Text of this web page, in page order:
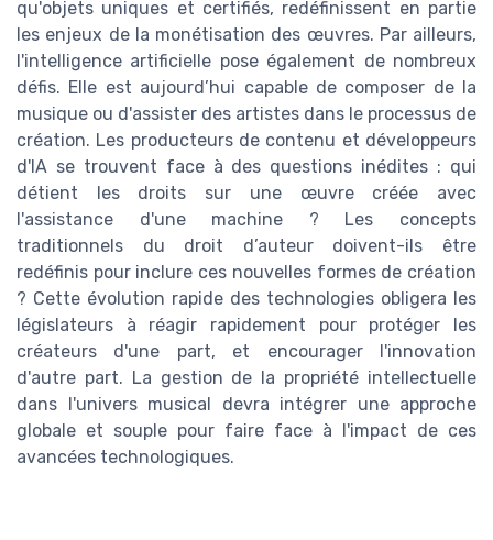
qu'objets uniques et certifiés, redéfinissent en partie
les enjeux de la monétisation des œuvres. Par ailleurs,
l'intelligence artificielle pose également de nombreux
défis. Elle est aujourd’hui capable de composer de la
musique ou d'assister des artistes dans le processus de
création. Les producteurs de contenu et développeurs
d'IA se trouvent face à des questions inédites : qui
détient les droits sur une œuvre créée avec
l'assistance d'une machine ? Les concepts
traditionnels du droit d’auteur doivent-ils être
redéfinis pour inclure ces nouvelles formes de création
? Cette évolution rapide des technologies obligera les
législateurs à réagir rapidement pour protéger les
créateurs d'une part, et encourager l'innovation
d'autre part. La gestion de la propriété intellectuelle
dans l'univers musical devra intégrer une approche
globale et souple pour faire face à l'impact de ces
avancées technologiques.